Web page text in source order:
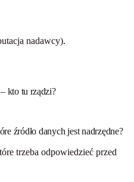
nadawcy).
kto tu rządzi?
źródło danych jest nadrzędne?
trzeba odpowiedzieć przed